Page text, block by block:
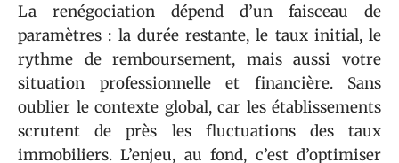
La renégociation dépend d’un faisceau de
paramètres : la durée restante, le taux initial, le
rythme de remboursement, mais aussi votre
situation professionnelle et financière. Sans
oublier le contexte global, car les établissements
scrutent de près les fluctuations des taux
immobiliers. L’enjeu, au fond, c’est d’optimiser